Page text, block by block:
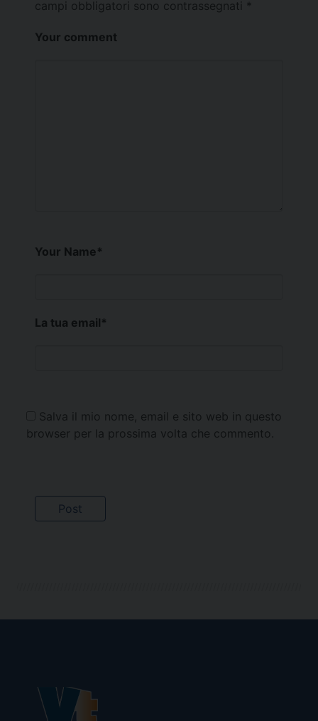
campi obbligatori sono contrassegnati *
Your comment
Your Name*
La tua email*
Salva il mio nome, email e sito web in questo
browser per la prossima volta che commento.